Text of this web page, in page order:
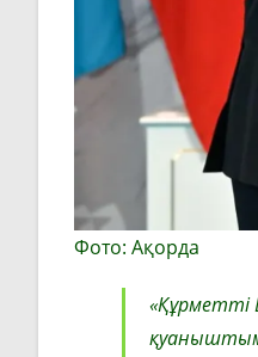
Фото: Ақорда
«Құрметті